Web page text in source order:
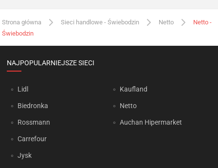
Strona główna Sieci handlowe - Świebodzin Netto
Netto -
Świebodzin
NAJPOPULARNIEJSZE SIECI
Lidl
Biedronka
Rossmann
Carrefour
Jysk
Kaufland
Netto
Auchan Hipermarket